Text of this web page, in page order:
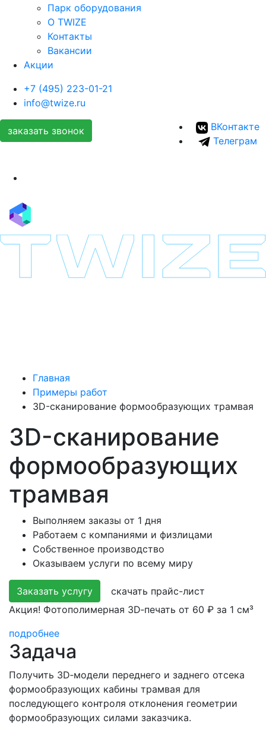
Парк оборудования
О TWIZE
Контакты
Вакансии
Акции
+7 (495) 223-01-21
info@twize.ru
заказать звонок
ВКонтакте
Телеграм
Главная
Примеры работ
3D-сканирование формообразующих трамвая
3D-сканирование
формообразующих
трамвая
Выполняем заказы от 1 дня
Работаем с компаниями и физлицами
Собственное производство
Оказываем услуги по всему миру
Заказать услугу
скачать прайс-лист
Акция! Фотополимерная 3D‑печать от 60 ₽ за 1 см³
подробнее
Задача
Получить 3D‑модели переднего и заднего отсека
формообразующих кабины трамвая для
последующего контроля отклонения геометрии
формообразующих силами заказчика.